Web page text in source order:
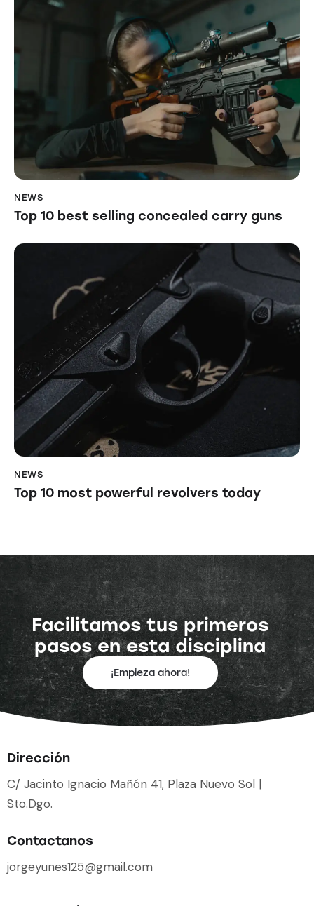
NEWS
Top 10 best selling concealed carry guns
NEWS
Top 10 most powerful revolvers today
Facilitamos tus primeros
pasos en esta disciplina
¡Empieza ahora!
Dirección
C/ Jacinto Ignacio Mañón 41, Plaza Nuevo Sol |
Sto.Dgo.
Contactanos
jorgeyunes125@gmail.com